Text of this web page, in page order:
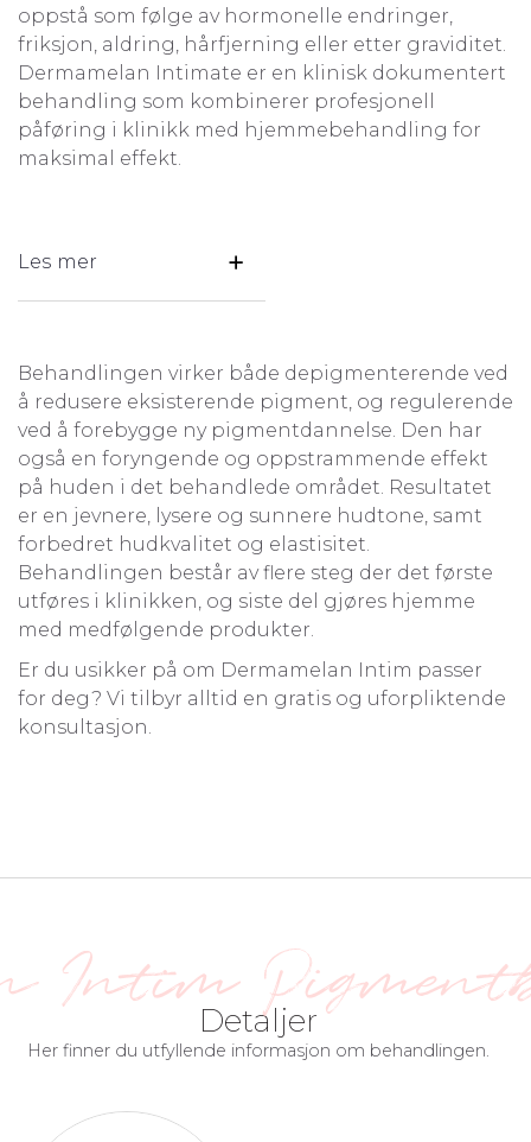
oppstå som følge av hormonelle endringer,
friksjon, aldring, hårfjerning eller etter graviditet.
Dermamelan Intimate er en klinisk dokumentert
behandling som kombinerer profesjonell
påføring i klinikk med hjemmebehandling for
maksimal effekt.
Les mer
Behandlingen virker både depigmenterende ved
å redusere eksisterende pigment, og regulerende
ved å forebygge ny pigmentdannelse. Den har
også en foryngende og oppstrammende effekt
på huden i det behandlede området. Resultatet
er en jevnere, lysere og sunnere hudtone, samt
forbedret hudkvalitet og elastisitet.
Behandlingen består av flere steg der det første
utføres i klinikken, og siste del gjøres hjemme
med medfølgende produkter.
Er du usikker på om Dermamelan Intim passer
for deg? Vi tilbyr alltid en gratis og uforpliktende
konsultasjon.
IntimDetaljer
Her finner du utfyllende informasjon om behandlingen.